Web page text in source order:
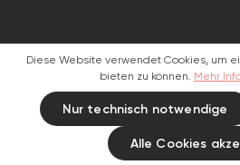
Diese Website verwendet Cookies, um
bieten zu können. Mehr
Nur technisch notwendige
Alle Cookies